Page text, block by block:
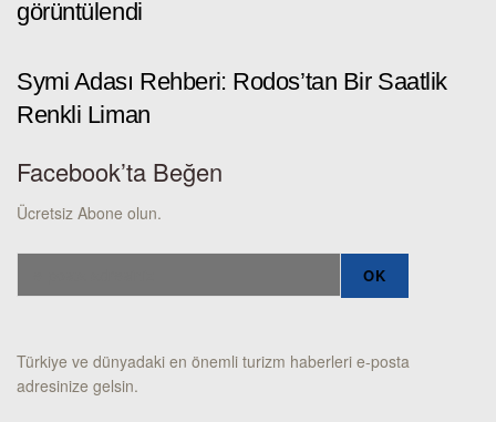
görüntülendi
Symi Adası Rehberi: Rodos’tan Bir Saatlik
Renkli Liman
Facebook’ta Beğen
Ücretsiz Abone olun.
Türkiye ve dünyadaki en önemli turizm haberleri e-posta
adresinize gelsin.